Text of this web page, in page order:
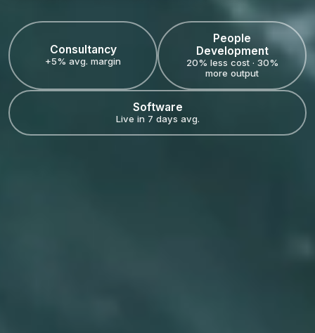
Consultancy
+5% avg. margin
People
Development
20% less cost · 30%
more output
Software
Live in 7 days avg.